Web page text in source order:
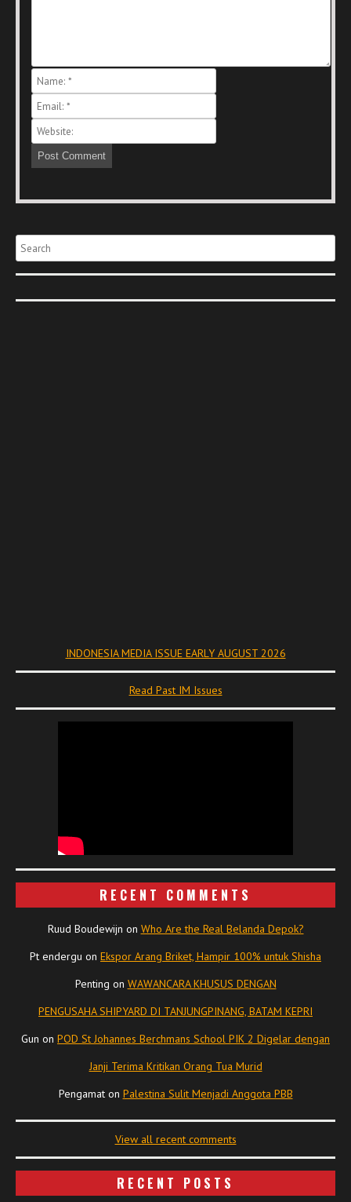
Search
INDONESIA MEDIA ISSUE EARLY AUGUST 2026
Read Past IM Issues
RECENT COMMENTS
Ruud Boudewijn on Who Are the Real Belanda Depok?
Pt endergu on Ekspor Arang Briket, Hampir 100% untuk Shisha
Penting on WAWANCARA KHUSUS DENGAN
PENGUSAHA SHIPYARD DI TANJUNGPINANG, BATAM KEPRI
Gun on POD St Johannes Berchmans School PIK 2 Digelar dengan
Janji Terima Kritikan Orang Tua Murid
Pengamaton Palestina Sulit Menjadi Anggota PBB
View all recent comments
RECENT POSTS